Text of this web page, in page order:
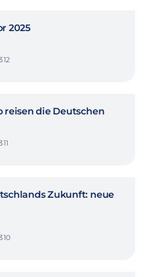
2025
reisen die Deutschen
Zukunft: neue